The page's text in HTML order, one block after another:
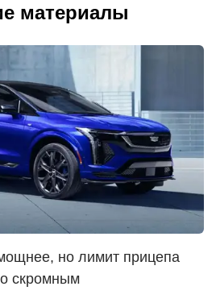
материалы
но лимит прицепа
скромным